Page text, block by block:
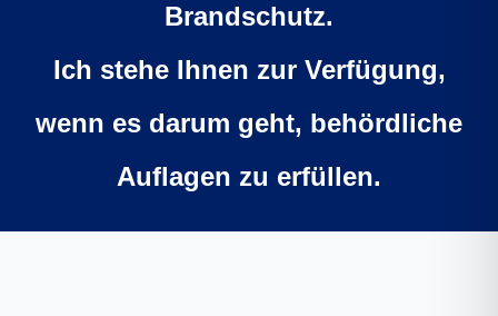
24 Stunden
Brandschutz.
Ich stehe Ihnen zur Verfügung,
wenn es darum geht, behördliche
Auflagen zu erfüllen.